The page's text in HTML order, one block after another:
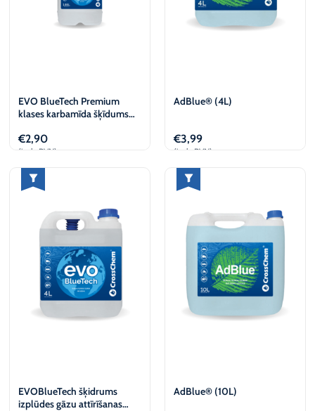
EVO BlueTech Premium
klases karbamīda šķīdums
€2,90
(iesk. PVN)
AdBlue® (4L)
€3,99
(iesk. PVN)
EVOBlueTech šķidrums
izplūdes gāzu attīrīšanas
AdBlue® (10L)